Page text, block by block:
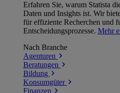
Erfahren Sie, warum Statista
Daten und Insights ist. Wir
für effiziente Recherchen und
Entscheidungsprozesse. Mehr
Nach Branche
Agenturen
Beratungen
Bildung
Konsumgüter
Finanzen